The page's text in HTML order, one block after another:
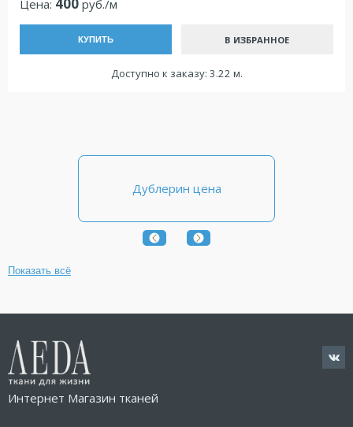
Цена: 400 руб./м
КУПИТЬ В ИЗБРАННОЕ
Доступно к заказу: 3.22 м.
Дублерин оптом
Показать всё
Интернет Магазин тканей